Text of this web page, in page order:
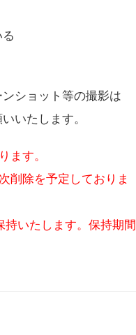
ショット等の撮影は
いたします。
ます。
削除を予定しておりま
持いたします。保持期間